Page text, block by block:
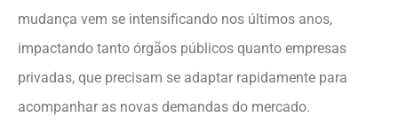
mudança vem se intensificando nos últimos anos,
impactando tanto órgãos públicos quanto empresas
privadas, que precisam se adaptar rapidamente para
acompanhar as novas demandas do mercado.